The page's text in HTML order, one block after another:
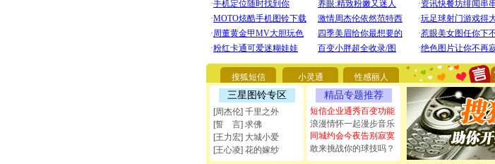
搜狐短信 小灵通 性感丽人
三星图铃专区
[周杰伦] 千里之外
[誓 言] 求佛
[王力宏] 大城小爱
[王心凌] 花的嫁纱
精品专题推荐
短信企业通秀百变功能
浪漫情怀一起漫步音乐
同城约会今夜告别寂寞
敢来挑战你的球技吗？
[圣诞节]圣诞节到了，
你太多，只有给你五
要平安！千万要知足
[圣诞节] 不只这样的日
能正大光明地骚扰你,
都要快乐噢!
[圣诞节]奉上一颗祝福
如意,快乐,鲜花,一切美
[元旦]看到你我会触电
断电。爱你是我职业，
你是我专业！水晶之恋
[元旦]如果上天让我许
起；二是再生再世和你